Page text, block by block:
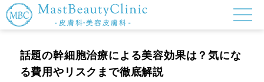
話題の幹細胞治療による美容効果は？気にな
る費用やリスクまで徹底解説